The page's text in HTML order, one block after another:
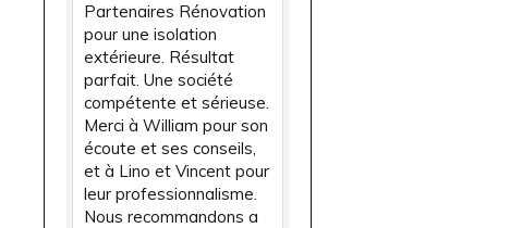
Partenaires Rénovation
pour une isolation
extérieure. Résultat
parfait. Une société
compétente et sérieuse.
Merci à William pour son
écoute et ses conseils,
et à Lino et Vincent pour
leur professionnalisme.
Nous recommandons a